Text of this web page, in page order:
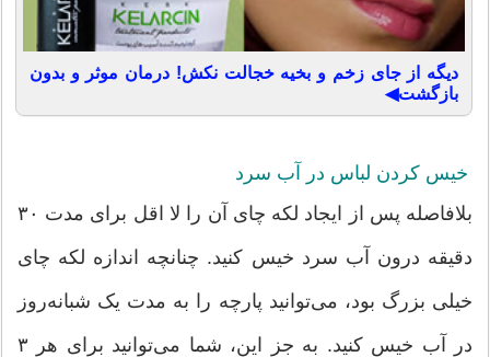
دیگه از جای زخم و بخیه خجالت نکش! درمان موثر و بدون
بازگشت◀
خیس کردن لباس در آب سرد
بلافاصله پس از ایجاد لکه چای آن را لا اقل برای مدت ۳۰
دقیقه درون آب سرد خیس کنید. چنانچه اندازه لکه چای
خیلی بزرگ بود، می‌توانید پارچه را به مدت یک شبانه‌روز
در آب خیس کنید. به جز این، شما می‌توانید برای هر ۳